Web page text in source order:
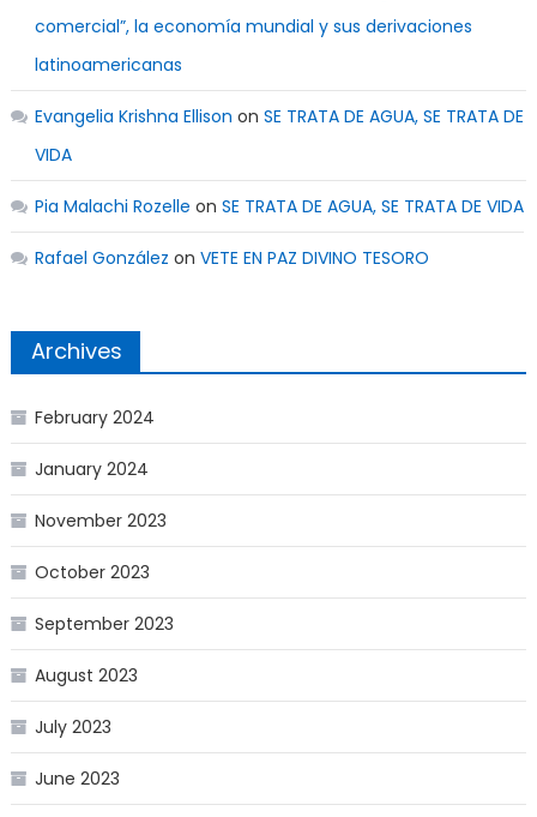
comercial”, la economía mundial y sus derivaciones
latinoamericanas
Evangelia Krishna Ellison on SE TRATA DE AGUA, SE TRATA DE
VIDA
Pia Malachi Rozelle on SE TRATA DE AGUA, SE TRATA DE VIDA
Rafael González on VETE EN PAZ DIVINO TESORO
Archives
February 2024
January 2024
November 2023
October 2023
September 2023
August 2023
July 2023
June 2023